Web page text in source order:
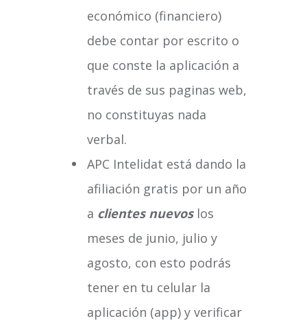
económico (financiero)
debe contar por escrito o
que conste la aplicación a
través de sus paginas web,
no constituyas nada
verbal.
APC Intelidat está dando la
afiliación gratis por un año
a clientes nuevoslos
meses de junio, julio y
agosto, con esto podrás
tener en tu celular la
aplicación (app) y verificar